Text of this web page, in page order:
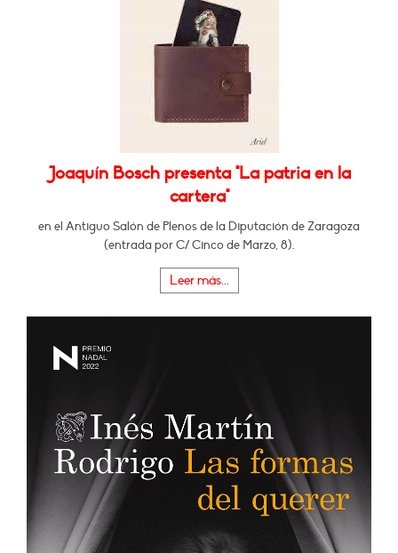
Joaquín Bosch presenta "La patria en la
cartera"
en el Antiguo Salón de Plenos de la Diputación de Zaragoza
(entrada por C/ Cinco de Marzo, 8).
Leer más...